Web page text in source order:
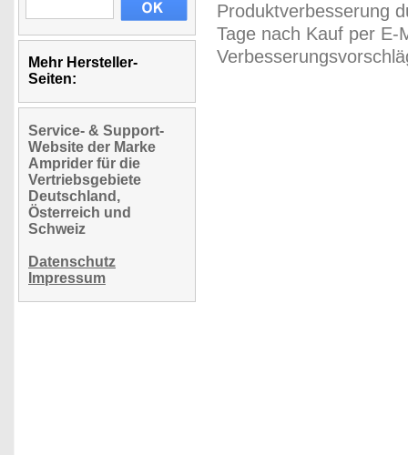
Mehr Hersteller-
Seiten:
Service- & Support-
Website der Marke
Amprider für die
Vertriebsgebiete
Deutschland,
Österreich und
Schweiz
Datenschutz
Impressum
Produktverbesserung
Tage nach Kauf per E-